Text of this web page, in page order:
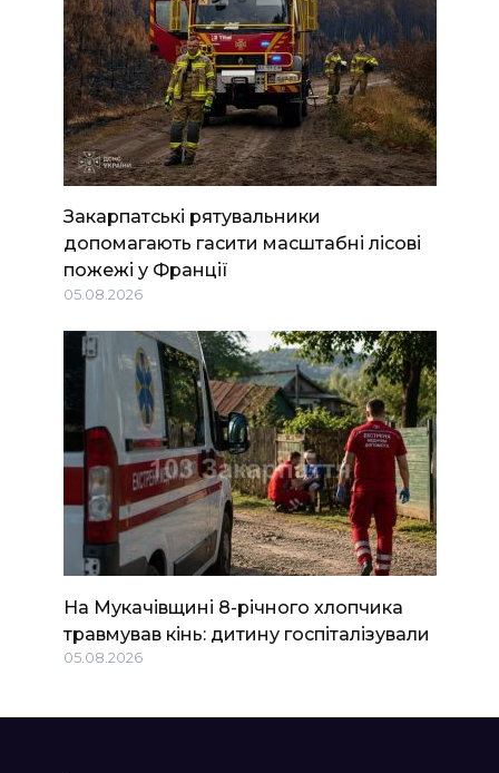
Закарпатські рятувальники
допомагають гасити масштабні лісові
пожежі у Франції
05.08.2026
На Мукачівщині 8-річного хлопчика
травмував кінь: дитину госпіталізували
05.08.2026